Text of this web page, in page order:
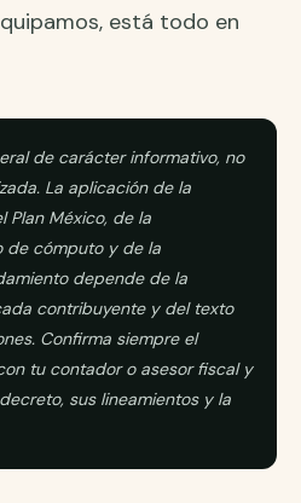
está todo en
de carácter informativo, no
La aplicación de la
Plan México, de la
de cómputo y de la
depende de la
contribuyente y del texto
Confirma siempre el
tu contador o asesor fiscal y
sus lineamientos y la